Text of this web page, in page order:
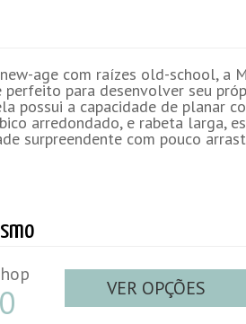
age com raízes old-school, a
para desenvolver seu
possui a capacidade de planar
arredondado, e rabeta larga,
surpreendente com pouco
VER OPÇÕES